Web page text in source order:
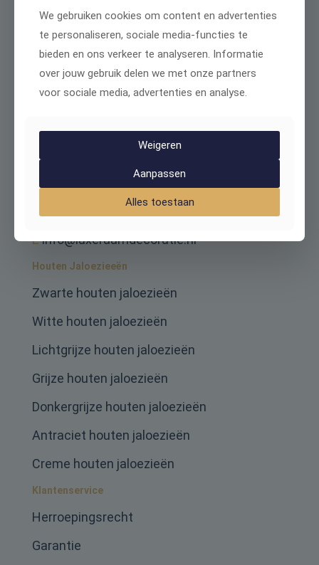
Strevelsweg 700 UNIT 303-A5
3083 AS Rotterdam
BTW:
Einfo@luxeraamdecoratie.nl
Houten Jaloezieeën
Zwarte houten jaloezieën
Witte houten jaloezieën
Lichtgrijze houten jaloezieën
Grijze houten jaloezieën
Donkergrijze houten jaloezieën
Antraciet houten jaloezieën
Creme houten jaloezieën
Klantenservice
Herroepingsrecht
Garantie
We gebruiken cookies om content en advertenties
te personaliseren, sociale media-functies te
bieden en ons verkeer te analyseren. Informatie
over jouw gebruik delen we met onze partners
voor sociale media, advertenties en analyse.
Weigeren
Aanpassen
Alles toestaan